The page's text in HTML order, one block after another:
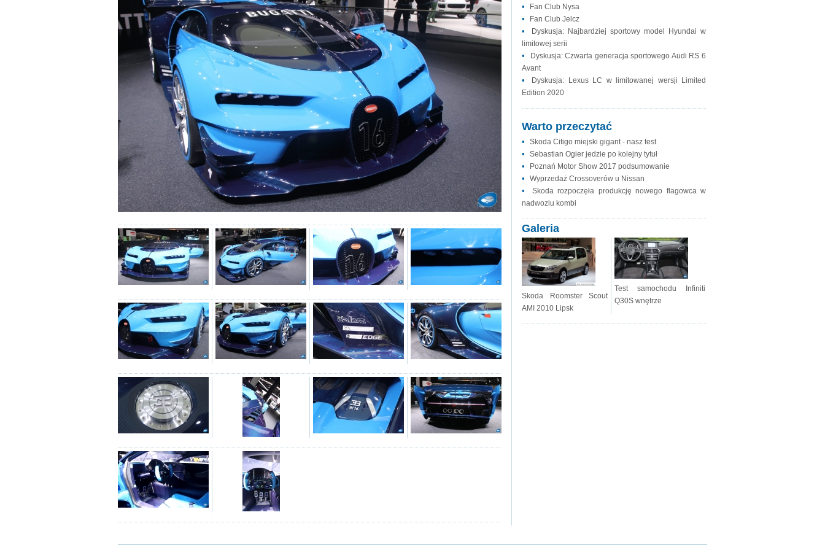
• Fan Club Nysa
• Fan Club Jelcz
•
Dyskusja: Najbardziej sportowy model Hyundai w
limitowej serii
•
Dyskusja: Czwarta generacja sportowego Audi RS 6
Avant
•
Dyskusja: Lexus LC w limitowanej wersji Limited
Edition 2020
Warto przeczytać
• Skoda Citigo miejski gigant - nasz test
• Sebastian Ogier jedzie po kolejny tytuł
• Poznań Motor Show 2017 podsumowanie
• Wyprzedaż Crossoverów u Nissan
•
Skoda rozpoczęła produkcję nowego flagowca w
nadwoziu kombi
Galeria
Skoda Roomster Scout
AMI 2010 Lipsk
Test samochodu Infiniti
Q30S wnętrze